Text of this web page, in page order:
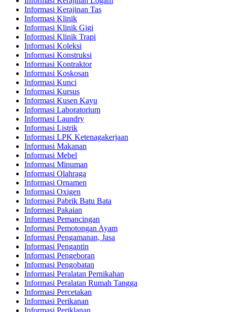
Informasi Kerajinan Tas
Informasi Klinik
Informasi Klinik Gigi
Informasi Klinik Trapi
Informasi Koleksi
Informasi Konstruksi
Informasi Kontraktor
Informasi Koskosan
Informasi Kunci
Informasi Kursus
Informasi Kusen Kayu
Informasi Laboratorium
Informasi Laundry
Informasi Listrik
Informasi LPK Ketenagakerjaan
Informasi Makanan
Informasi Mebel
Informasi Minuman
Informasi Olahraga
Informasi Ornamen
Informasi Oxigen
Informasi Pabrik Batu Bata
Informasi Pakaian
Informasi Pemancingan
Informasi Pemotongan Ayam
Informasi Pengamanan, Jasa
Informasi Pengantin
Informasi Pengeboran
Informasi Pengobatan
Informasi Peralatan Pernikahan
Informasi Peralatan Rumah Tangga
Informasi Percetakan
Informasi Perikanan